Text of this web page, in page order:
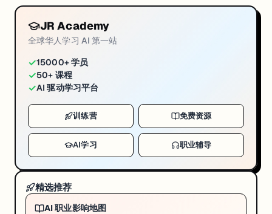
JR Academy
全球华人学习 AI 第一站
✓15000+ 学员
✓50+ 课程
✓AI 驱动学习平台
训练营 免费资源
AI学习 职业辅导
精选推荐
AI 职业影响地图